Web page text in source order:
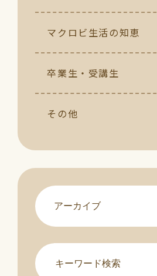
マクロビ生活の知恵
卒業生・受講生
その他